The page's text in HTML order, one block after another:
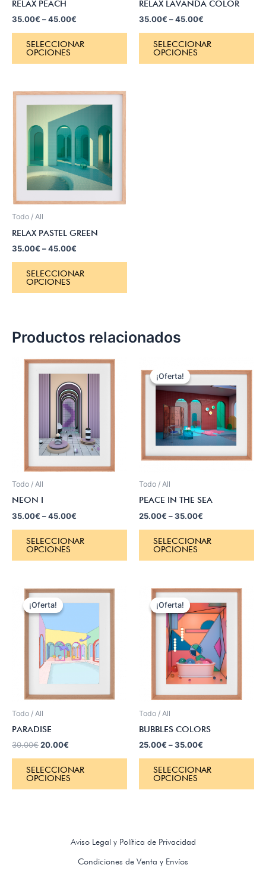
RELAX PEACH
35.00€ –45.00€
SELECCIONAR
OPCIONES
RELAX LAVANDA COLOR
35.00€ –45.00€
SELECCIONAR
OPCIONES
Todo / All
RELAX PASTEL GREEN
35.00€ –45.00€
SELECCIONAR
OPCIONES
Productos relacionados
Todo / All
NEON I
35.00€ –45.00€
SELECCIONAR
OPCIONES
¡Oferta!
¡Oferta!
Todo / All
PEACE IN THE SEA
25.00€ –35.00€
SELECCIONAR
OPCIONES
¡Oferta!
¡Oferta!
Todo / All
PARADISE
30.00€
El
precio
original
era:
30.00€.
20.00€
El
precio
20.00€.
SELECCIONAR
OPCIONES
¡Oferta!
¡Oferta!
Todo / All
BUBBLES COLORS
25.00€ –35.00€
SELECCIONAR
OPCIONES
Aviso Legal y Política de Privacidad
Condiciones de Venta y Envíos